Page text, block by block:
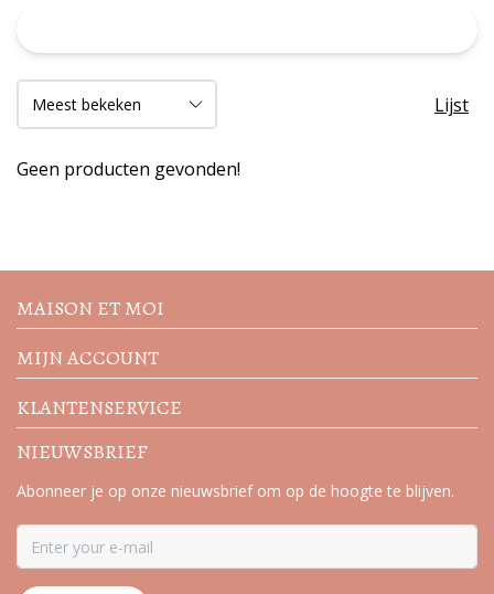
Lijst
Geen producten gevonden!
acties
MAISON ET MOI
MIJN ACCOUNT
KLANTENSERVICE
NIEUWSBRIEF
Abonneer je op onze nieuwsbrief om op de hoogte te blijven.